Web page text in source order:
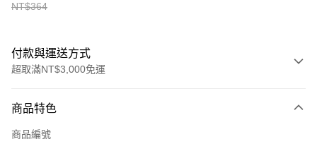
NT$364
付款與運送方式
超取滿NT$3,000免運
信用卡一次付款
商品特色
商品編號